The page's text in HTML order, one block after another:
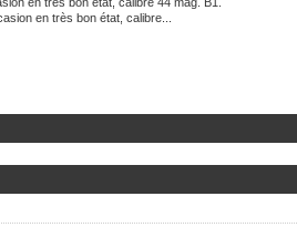
en très bon état, calibre...